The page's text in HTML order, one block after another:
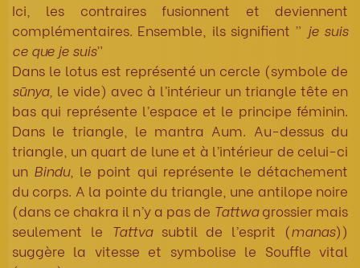
Ici, les contraires fusionnent et deviennent
complémentaires. Ensemble, ils signifient ” je suis
ce que je suis”
Dans le lotus est représenté un cercle (symbole de
sūnya, le vide) avec à l’intérieur un triangle tête en
bas qui représente l’espace et le principe féminin.
Dans le triangle, le mantra Aum. Au-dessus du
triangle, un quart de lune et à l’intérieur de celui-ci
un Bindu, le point qui représente le détachement
du corps. A la pointe du triangle, une antilope noire
(dans ce chakra il n’y a pas de Tattwagrossier mais
seulement le Tattvasubtil de l’esprit (manas))
suggère la vitesse et symbolise le Souffle vital